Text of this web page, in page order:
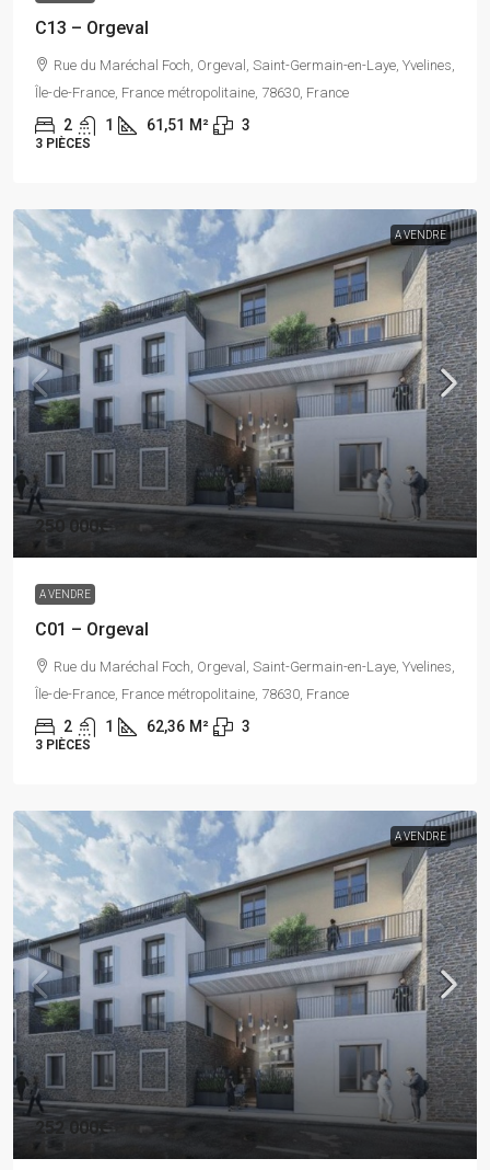
C13 – Orgeval
Rue du Maréchal Foch, Orgeval, Saint-Germain-en-Laye, Yvelines,
Île-de-France, France métropolitaine, 78630, France
2 1 61,51 M² 3
3 PIÈCES
A VENDRE
250 000€
A VENDRE
C01 – Orgeval
Rue du Maréchal Foch, Orgeval, Saint-Germain-en-Laye, Yvelines,
Île-de-France, France métropolitaine, 78630, France
2 1 62,36 M² 3
3 PIÈCES
A VENDRE
252 000€